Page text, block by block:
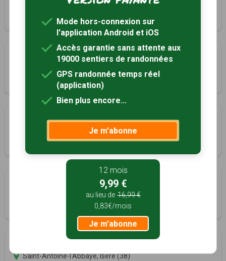
Presles, Isère (38)
10 km
Le Pas du Follet
6 km Tracé GPS
Sur les traces des verriers
16 km Tracé GPS
Découvrir le patrimoine de Saint-André
Saint-André-en-Royans, Isère (38)
Tracé GPS
Saint-Antoine-l'Abbaye, Isère (38)
Mode hors-connexion sur
l'application Android et iOS
Accès garantie sans attente aux
19000 sentiers de randonnées
GPS randonnée temps réel
(application)
Bien plus encore...
Je m'abonne
12 mois
9,99 €
au lieu de 16,99 €
0,83€/mois
Je m'abonne